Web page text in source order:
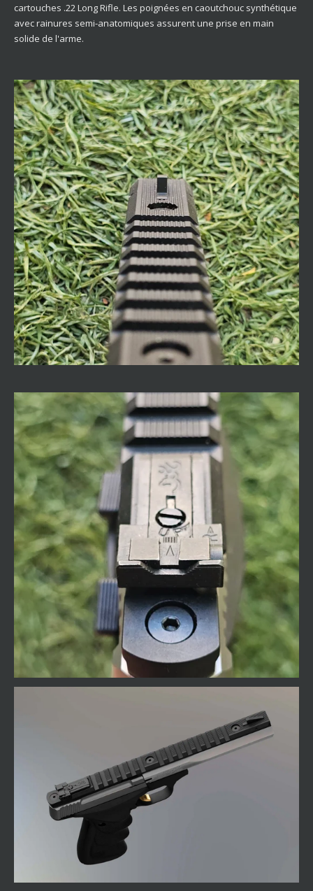
cartouches .22 Long Rifle. Les poignées en caoutchouc synthétique
avec rainures semi-anatomiques assurent une prise en main
solide de l'arme.